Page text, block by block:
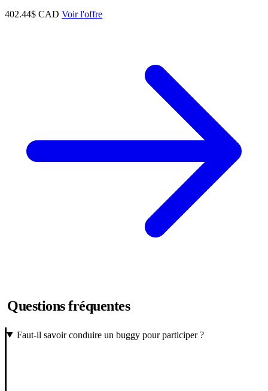
402.44$ CAD Voir l'offre
Questions fréquentes
Faut-il savoir conduire un buggy pour participer ?